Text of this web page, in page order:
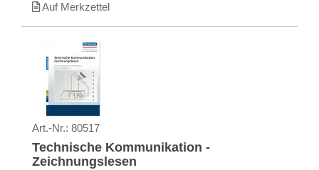
Auf Merkzettel
Art.-Nr.: 80517
Technische Kommunikation -
Zeichnungslesen